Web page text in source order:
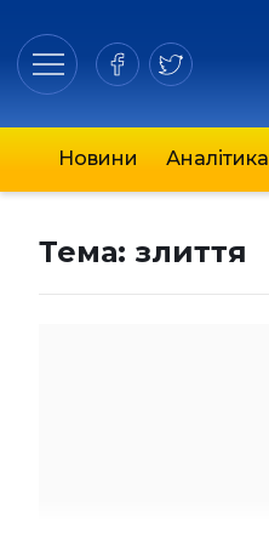
Новини Аналітика
Тема: злиття